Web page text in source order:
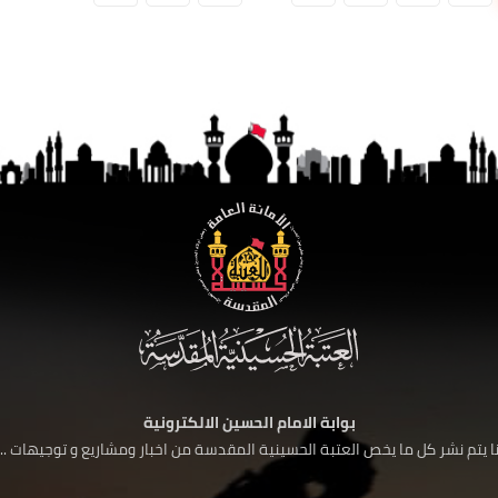
بوابة الامام الحسين الالكترونية
يتم نشر كل ما يخص العتبة الحسينية المقدسة من اخبار ومشاريع و توجيهات